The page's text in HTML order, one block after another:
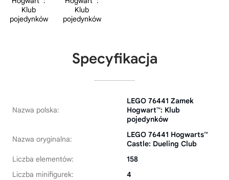
Specyfikacja
Nazwa polska:
LEGO 76441 Zamek
Hogwart™: Klub
pojedynków
Nazwa oryginalna:
LEGO 76441 Hogwarts™
Castle: Dueling Club
Liczba elementów:
158
Liczba minifigurek:
4